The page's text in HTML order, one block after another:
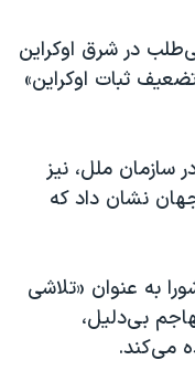
در شرق اوکراین
ثبات اوکراین»
سازمان ملل، نیز
نشان داد که
به عنوان «تلاشی
بی‌دلیل،
می‌کند.